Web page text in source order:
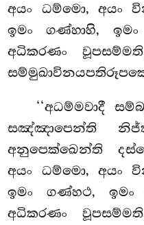
අයං ධම්මො, අයං
ඉමං ගණ්හාහි,
අධිකරණං
‘‘අධම්මවාදී
සඤ්ඤාපෙන්ති
අනුපෙක්ඛෙන්ති
අයං ධම්මො, අයං
ඉමං ගණ්හථ, ඉමං
අධිකරණං